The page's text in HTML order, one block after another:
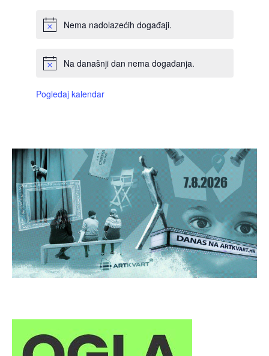
Nema nadolazećih događaji.
Na današnji dan nema događanja.
Pogledaj kalendar